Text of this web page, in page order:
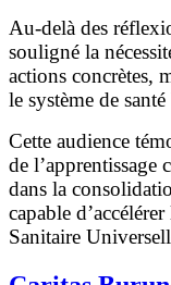
Au-delà des
souligné la
actions concrètes,
le système de
Cette audience
de l’apprentissage
dans la
capable
Sanitaire